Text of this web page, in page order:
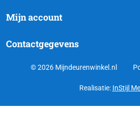
Mijn account
Contactgegevens
© 2026 Mijndeurenwinkel.nl
Realisatie: InStijl